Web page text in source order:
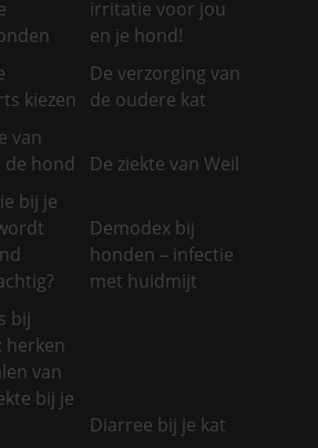
irritatie voor jou
en je hond!
kiezen
De verzorging van
de oudere kat
van
de hond
De ziekte van Weil
bij je
Demodex bij
honden – infectie
met huidmijt
bij
herken
van
bij je
Diarree bij je kat